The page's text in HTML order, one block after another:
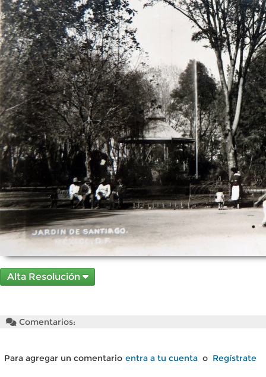
Alta Resolución
Comentarios:
Para agregar un comentario entra a tu cuenta o Regístrate